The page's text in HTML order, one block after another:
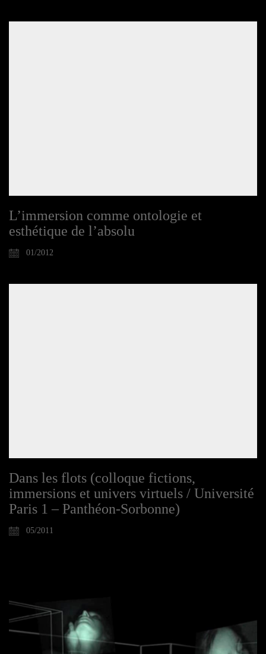
L’immersion comme ontologie et
esthétique de l’absolu
01/2012
Dans les flots (colloque fictions,
immersions et univers virtuels / Université
Paris 1 – Panthéon-Sorbonne)
05/2011